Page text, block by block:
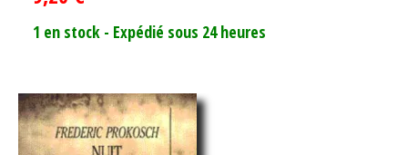
1 en stock - Expédié sous 24 heures